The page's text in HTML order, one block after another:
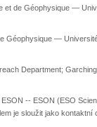
et de Géophysique —
Géophysique —
Department;
-- ESON (ESO
je sloužit jako kontaktní